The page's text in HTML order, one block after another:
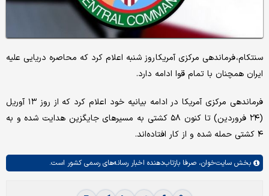
سنتکام، فرماندهی مرکزی آمریکا روز شنبه اعلام کرد که محاصره دریایی علیه
ایران همچنان با تمام قوا ادامه دارد.
فرماندهی مرکزی آمریکا در ادامه بیانیه خود اعلام کرد که از روز ۱۳ آوریل
(۲۴ فروردین) تا کنون ۵۸ کشتی به مسیرهای جایگزین هدایت شده و به
۴ کشتی حمله شده و از کار افتاده‌اند.
بخش سایت‌خوان، صرفا بازتاب‌دهنده اخبار رسانه‌های رسمی کشور است.